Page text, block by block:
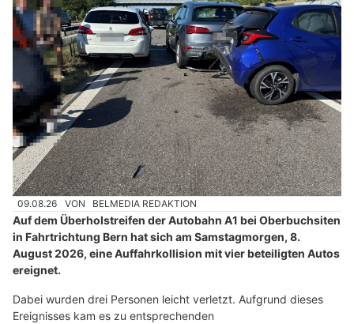
09.08.26 VON BELMEDIA REDAKTION
Auf dem Überholstreifen der Autobahn A1 bei Oberbuchsiten
in Fahrtrichtung Bern hat sich am Samstagmorgen, 8.
August 2026, eine Auffahrkollision mit vier beteiligten Autos
ereignet.
Dabei wurden drei Personen leicht verletzt. Aufgrund dieses
Ereignisses kam es zu entsprechenden